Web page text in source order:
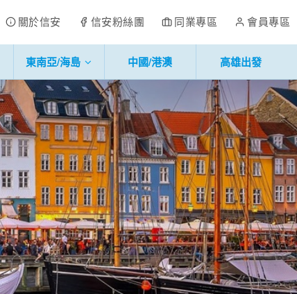
關於信安 信安粉絲團 同業專區 會員專區
東南亞/海島 中國/港澳 高雄出發